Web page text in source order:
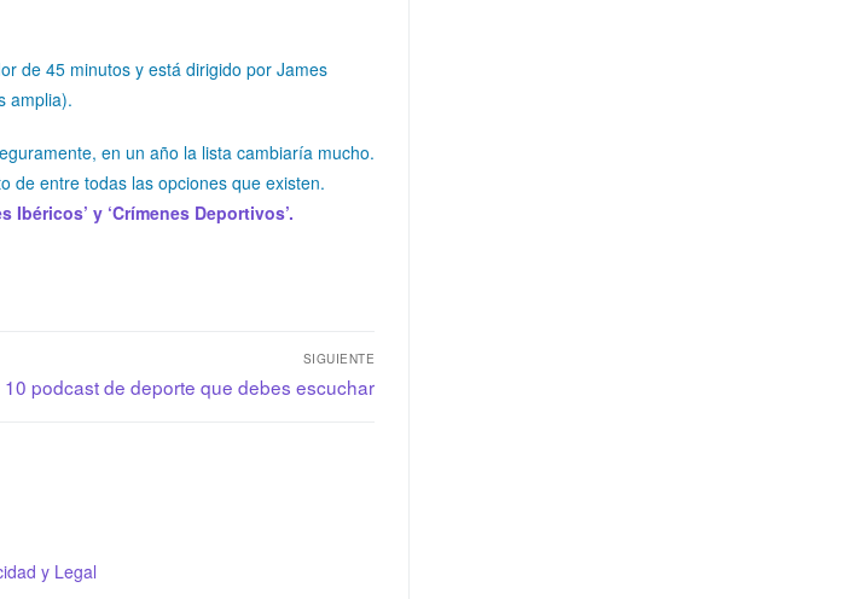
de 45 minutos y está dirigido por James
amplia).
en un año la lista cambiaría mucho.
de entre todas las opciones que existen.
y ‘Crímenes Deportivos’.
SIGUIENTE
10 podcast de deporte que debes escuchar
y Legal